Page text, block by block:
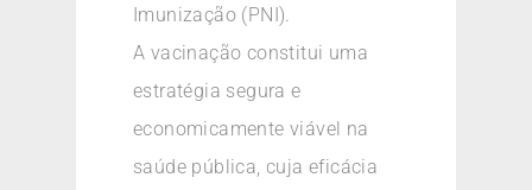
Imunização (PNI).
A vacinação constitui uma
estratégia segura e
economicamente viável na
saúde pública, cuja eficácia